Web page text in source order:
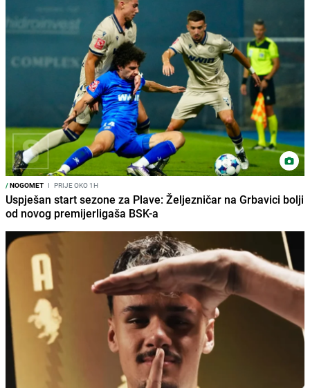
/NOGOMET I PRIJE OKO 1H
Uspješan start sezone za Plave: Željezničar na Grbavici bolji
od novog premijerligaša BSK-a